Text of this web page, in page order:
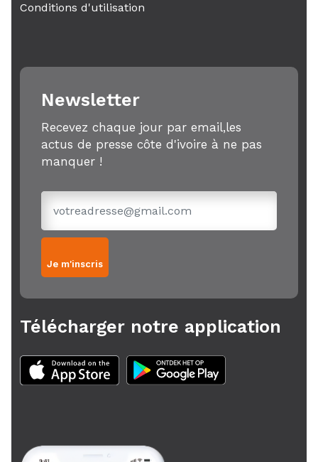
Conditions d'utilisation
Newsletter
Recevez chaque jour par email,les
actus de presse côte d'ivoire à ne pas
manquer !
Je m'inscris
Télécharger notre application